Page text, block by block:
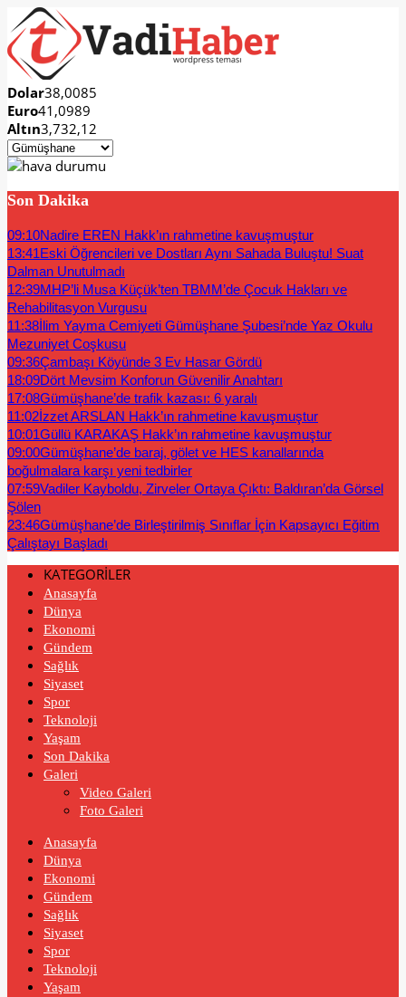
Dolar38,0085
Euro41,0989
Altın3,732,12
Son Dakika
09:10Nadire EREN Hakk’ın rahmetine kavuşmuştur
13:41Eski Öğrencileri ve Dostları Aynı Sahada Buluştu! Suat
Dalman Unutulmadı
12:39MHP’li Musa Küçük’ten TBMM’de Çocuk Hakları ve
Rehabilitasyon Vurgusu
11:38İlim Yayma Cemiyeti Gümüşhane Şubesi’nde Yaz Okulu
Mezuniyet Coşkusu
09:36Çambaşı Köyünde 3 Ev Hasar Gördü
18:09Dört Mevsim Konforun Güvenilir Anahtarı
17:08Gümüşhane’de trafik kazası: 6 yaralı
11:02İzzet ARSLAN Hakk’ın rahmetine kavuşmuştur
10:01Güllü KARAKAŞ Hakk’ın rahmetine kavuşmuştur
09:00Gümüşhane’de baraj, gölet ve HES kanallarında
boğulmalara karşı yeni tedbirler
07:59Vadiler Kayboldu, Zirveler Ortaya Çıktı: Baldıran’da Görsel
Şölen
23:46Gümüşhane’de Birleştirilmiş Sınıflar İçin Kapsayıcı Eğitim
Çalıştayı Başladı
KATEGORİLER
Anasayfa
Dünya
Ekonomi
Gündem
Sağlık
Siyaset
Spor
Teknoloji
Yaşam
Son Dakika
Galeri
Video Galeri
Foto Galeri
Anasayfa
Dünya
Ekonomi
Gündem
Sağlık
Siyaset
Spor
Teknoloji
Yaşam